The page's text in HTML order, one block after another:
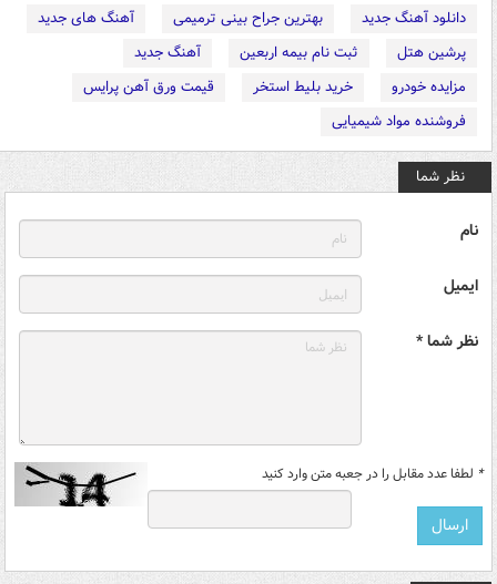
دانلود آهنگ جدید
بهترین جراح بینی ترمیمی
آهنگ های جدید
پرشین هتل
ثبت نام بیمه اربعین
آهنگ جدید
مزایده خودرو
خرید بلیط استخر
قیمت ورق آهن پرایس
فروشنده مواد شیمیایی
نظر شما
نام
ایمیل
نظر شما *
* لطفا عدد مقابل را در جعبه متن وارد کنید